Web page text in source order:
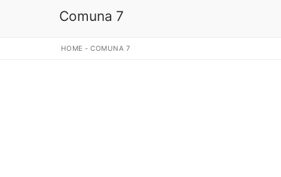
Comuna 7
HOME -COMUNA 7